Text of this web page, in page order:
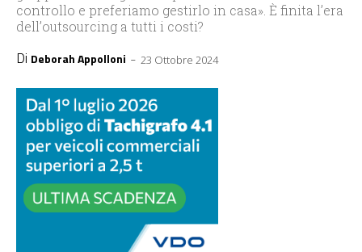
controllo e preferiamo gestirlo in casa». È finita l’era
dell’outsourcing a tutti i costi?
Di Deborah Appolloni - 23 Ottobre 2024